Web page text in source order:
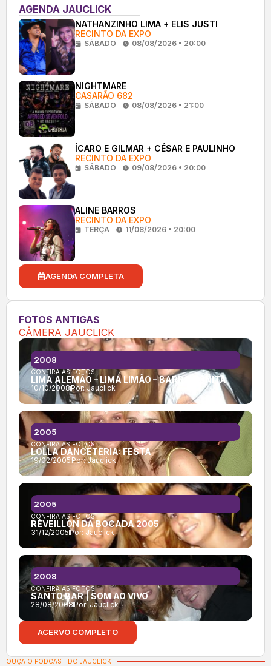
AGENDA JAUCLICK
NATHANZINHO LIMA + ELIS JUSTI
RECINTO DA EXPO
SÁBADO 08/08/2026 • 20:00
NIGHTMARE
CASARÃO 682
SÁBADO 08/08/2026 • 21:00
ÍCARO E GILMAR + CÉSAR E PAULINHO
RECINTO DA EXPO
SÁBADO 09/08/2026 • 20:00
ALINE BARROS
RECINTO DA EXPO
TERÇA 11/08/2026 • 20:00
AGENDA COMPLETA
FOTOS ANTIGAS
CÂMERA JAUCLICK
CONFIRA AS FOTOS:
LIMA ALEMÃO – LIMA LIMÃO – BARRA BONITA
10/10/2008Por:Jauclick
2008
CONFIRA AS FOTOS:
LOLLA DANCETERIA: FESTA
19/02/2005Por:Jauclick
2005
CONFIRA AS FOTOS:
RÉVEILLON DA BOCADA 2005
31/12/2005Por: Jauclick
2005
CONFIRA AS FOTOS:
SANTO BAR | SOM AO VIVO
28/08/2008Por: Jauclick
2008
ACERVO COMPLETO
OUÇA O PODCAST DO JAUCLICK